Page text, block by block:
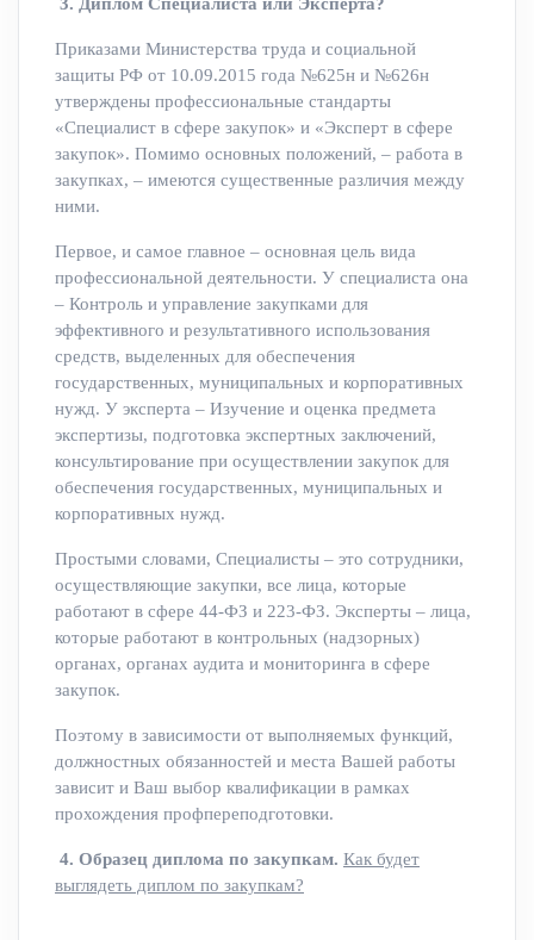
Приказами Министерства труда и социальной
защиты РФ от 10.09.2015 года №625н и №626н
утверждены профессиональные стандарты
«Специалист в сфере закупок» и «Эксперт в сфере
закупок». Помимо основных положений, – работа в
закупках, – имеются существенные различия между
ними.
Первое, и самое главное – основная цель вида
профессиональной деятельности. У специалиста она
– Контроль и управление закупками для
эффективного и результативного использования
средств, выделенных для обеспечения
государственных, муниципальных и корпоративных
нужд. У эксперта – Изучение и оценка предмета
экспертизы, подготовка экспертных заключений,
консультирование при осуществлении закупок для
обеспечения государственных, муниципальных и
корпоративных нужд.
Простыми словами, Специалисты – это сотрудники,
осуществляющие закупки, все лица, которые
работают в сфере 44-ФЗ и 223-ФЗ. Эксперты – лица,
которые работают в контрольных (надзорных)
органах, органах аудита и мониторинга в сфере
закупок.
Поэтому в зависимости от выполняемых функций,
должностных обязанностей и места Вашей работы
зависит и Ваш выбор квалификации в рамках
прохождения профпереподготовки.
4. Образец диплома по закупкам. Как будет
выглядеть диплом по закупкам?